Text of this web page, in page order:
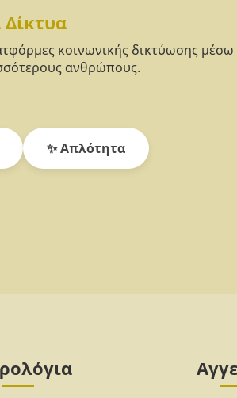
κοινωνικής δικτύωσης μέσω
ανθρώπους.
✨ Απλότητα